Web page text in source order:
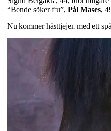
“Bonde söker fru”, Pål Mases,
Nu kommer hästtjejen med ett